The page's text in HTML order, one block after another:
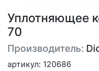
Уплотняющее
70
Производитель:
артикул: 120686